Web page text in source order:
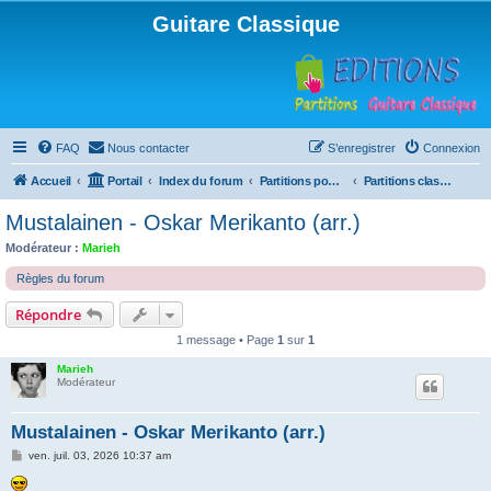
Guitare Classique
FAQ Nous contacter Connexion
S’enregistrer
Accueil Portail Index du forum Partitions pour guitare en libre téléchargement Partitions classées par titre et niveau
Mustalainen - Oskar Merikanto (arr.)
Modérateur : Marieh
Règles du forum
Répondre
1 message • Page 1 sur 1
Marieh
Modérateur
Mustalainen - Oskar Merikanto (arr.)
M
s
ven. juil. 03, 2026 10:37 am